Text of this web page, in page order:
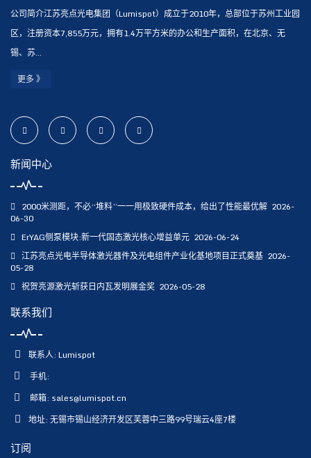
公司简介江苏亮点光电集团（Lumispot）成立于2010年，总部位于苏州工业园
区，注册资本7,855万元，拥有1.4万平方米的办公和生产面积，在北京、无
锡、苏...
更多 》
新闻中心
2000米测距，不必“堆料”一一用极致硬件成本，给出了性能最优解 2026-
06-30
ErYAG侧泵模块:新一代固态激光核心增益单元 2026-06-24
江苏亮点光电半导体激光器件及光电组件产业化基地项目正式奠基 2026-
05-28
祝贺亮源激光斩获日内瓦发明展金奖 2026-05-28
联系我们
联系人: Lumispot
手机:
邮箱: sales@lumispot.cn
地址: 无锡市锡山经济开发区芙蓉中三路99号瑞云4座7楼
订阅